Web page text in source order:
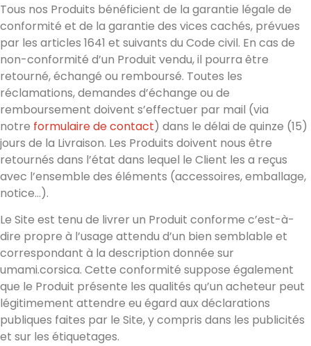
Tous nos Produits bénéficient de la garantie légale de
conformité et de la garantie des vices cachés, prévues
par les articles 1641 et suivants du Code civil. En cas de
non-conformité d’un Produit vendu, il pourra être
retourné, échangé ou remboursé. Toutes les
réclamations, demandes d’échange ou de
remboursement doivent s’effectuer par mail (via
notre formulaire de contact) dans le délai de quinze (15)
jours de la Livraison. Les Produits doivent nous être
retournés dans l’état dans lequel le Client les a reçus
avec l’ensemble des éléments (accessoires, emballage,
notice…).
Le Site est tenu de livrer un Produit conforme c’est-à-
dire propre à l’usage attendu d’un bien semblable et
correspondant à la description donnée sur
umami.corsica. Cette conformité suppose également
que le Produit présente les qualités qu’un acheteur peut
légitimement attendre eu égard aux déclarations
publiques faites par le Site, y compris dans les publicités
et sur les étiquetages.